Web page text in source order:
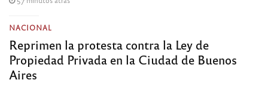
NACIONAL
Reprimen la protesta contra la Ley de
Propiedad Privada en la Ciudad de Buenos
Aires